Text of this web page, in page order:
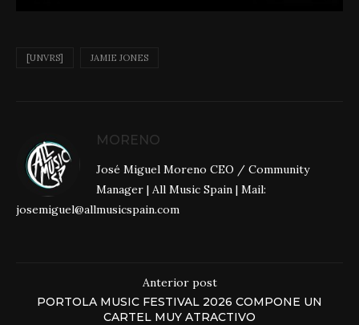
[UNVRS] JAMIE JONES
MORENO
José Miguel Moreno CEO / Community
Manager | All Music Spain | Mail:
josemiguel@allmusicspain.com
Anterior post
PORTOLA MUSIC FESTIVAL 2026 COMPONE UN
CARTEL MUY ATRACTIVO